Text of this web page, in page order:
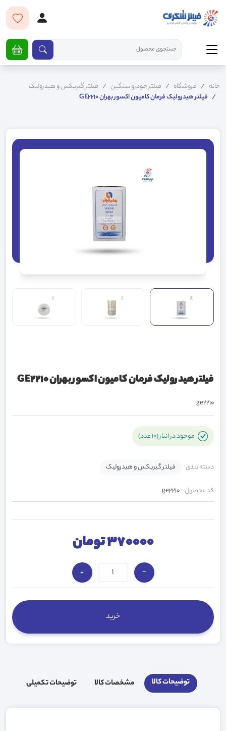
خانه فروشگاه فیلتر خودرو سنگین
فیلتر گیربکس و هیدرولیک
فیلتر هیدرولیک فرمان کامیون اکسور بهران GE2210
فیلتر هیدرولیک فرمان کامیون اکسور بهران GE2210
ge2210
موجود در انبار (10 عدد)
دسته بندی فیلتر گیربکس و هیدرولیک
کد محصول ge2210
370000 تومان
−
+
توضیحات کالا مشخصات کالا توضیحات تکمیلی